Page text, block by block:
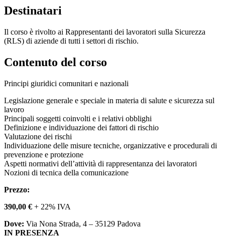
Destinatari
Il corso è rivolto ai Rappresentanti dei lavoratori sulla Sicurezza
(RLS) di aziende di tutti i settori di rischio.
Contenuto del corso
Principi giuridici comunitari e nazionali
Legislazione generale e speciale in materia di salute e sicurezza sul
lavoro
Principali soggetti coinvolti e i relativi obblighi
Definizione e individuazione dei fattori di rischio
Valutazione dei rischi
Individuazione delle misure tecniche, organizzative e procedurali di
prevenzione e protezione
Aspetti normativi dell’attività di rappresentanza dei lavoratori
Nozioni di tecnica della comunicazione
Prezzo:
390,00 € + 22% IVA
Dove: Via Nona Strada, 4 – 35129 Padova
IN PRESENZA